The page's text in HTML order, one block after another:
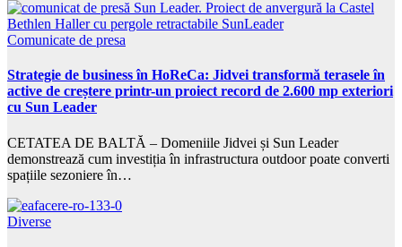
Comunicate de presa
Strategie de business în HoReCa: Jidvei transformă terasele în
active de creștere printr-un proiect record de 2.600 mp exteriori
cu Sun Leader
CETATEA DE BALTĂ – Domeniile Jidvei și Sun Leader
demonstrează cum investiția în infrastructura outdoor poate converti
spațiile sezoniere în…
Diverse